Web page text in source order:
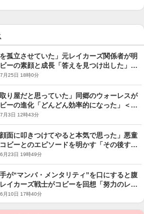
を孤立させていた」元レイカーズ関係者が明
ーの素顔と成長「答えを見つけ出した」＜
＞
25日 18時0分
取り屋だと思っていた」同郷のウォーレスが
ーの進化「どんどん効率的になった」＜
＞
3日 12時43分
顔面に叩きつけてやると本気で思った」悪童
ビーとのエピソードを明かす「その後すご
たんだ」＜DUNKSHOOT＞
23日 19時49分
手が“マンバ・メンタリティ”を口にすると腹
イカーズ戦士がコビーを回想「努力のレベ
DUNKSHOOT＞
10日 17時40分